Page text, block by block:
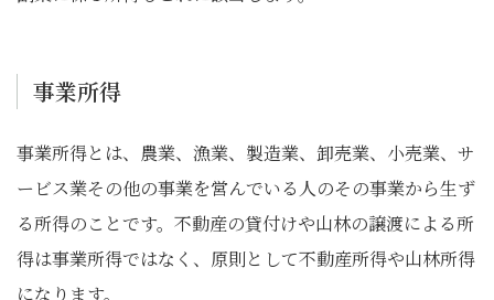
事業所得
事業所得とは、農業、漁業、製造業、卸売業、小売業、サ
ービス業その他の事業を営んでいる人のその事業から生ず
る所得のことです。不動産の貸付けや山林の譲渡による所
得は事業所得ではなく、原則として不動産所得や山林所得
になります。